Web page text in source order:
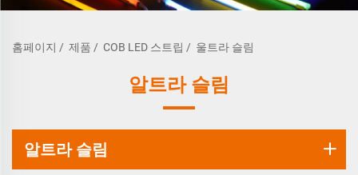
홈페이지 / 제품 / COB LED 스트립 / 울트라 슬림
알트라 슬림
알트라 슬림